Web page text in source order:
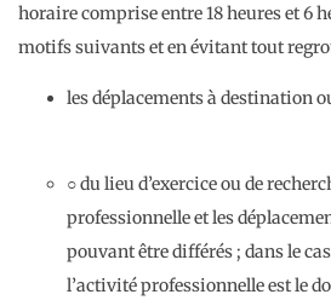
horaire comprise entre 18 heures et 6
motifs suivants et en évitant tout
les déplacements à destination
○ du lieu d’exercice ou de
professionnelle et les
pouvant être différés ; dans le
l’activité professionnelle est le